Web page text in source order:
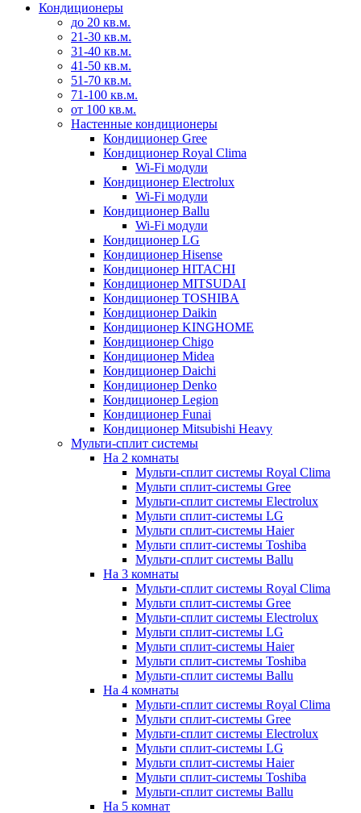
Кондиционеры
до 20 кв.м.
21-30 кв.м.
31-40 кв.м.
41-50 кв.м.
51-70 кв.м.
71-100 кв.м.
от 100 кв.м.
Настенные кондиционеры
Кондиционер Gree
Кондиционер Royal Clima
Wi-Fi модули
Кондиционер Electrolux
Wi-Fi модули
Кондиционер Ballu
Wi-Fi модули
Кондиционер LG
Кондиционер Hisense
Кондиционер HITACHI
Кондиционер MITSUDAI
Кондиционер TOSHIBA
Кондиционер Daikin
Кондиционер KINGHOME
Кондиционер Chigo
Кондиционер Midea
Кондиционер Daichi
Кондиционер Denko
Кондиционер Legion
Кондиционер Funai
Кондиционер Mitsubishi Heavy
Мульти-сплит системы
На 2 комнаты
Мульти-сплит системы Royal Clima
Мульти сплит-системы Gree
Мульти-сплит системы Electrolux
Мульти сплит-системы LG
Мульти сплит-системы Haier
Мульти сплит-системы Toshiba
Мульти-сплит системы Ballu
На 3 комнаты
Мульти-сплит системы Royal Clima
Мульти сплит-системы Gree
Мульти-сплит системы Electrolux
Мульти сплит-системы LG
Мульти сплит-системы Haier
Мульти сплит-системы Toshiba
Мульти-сплит системы Ballu
На 4 комнаты
Мульти-сплит системы Royal Clima
Мульти сплит-системы Gree
Мульти-сплит системы Electrolux
Мульти сплит-системы LG
Мульти сплит-системы Haier
Мульти сплит-системы Toshiba
Мульти-сплит системы Ballu
На 5 комнат